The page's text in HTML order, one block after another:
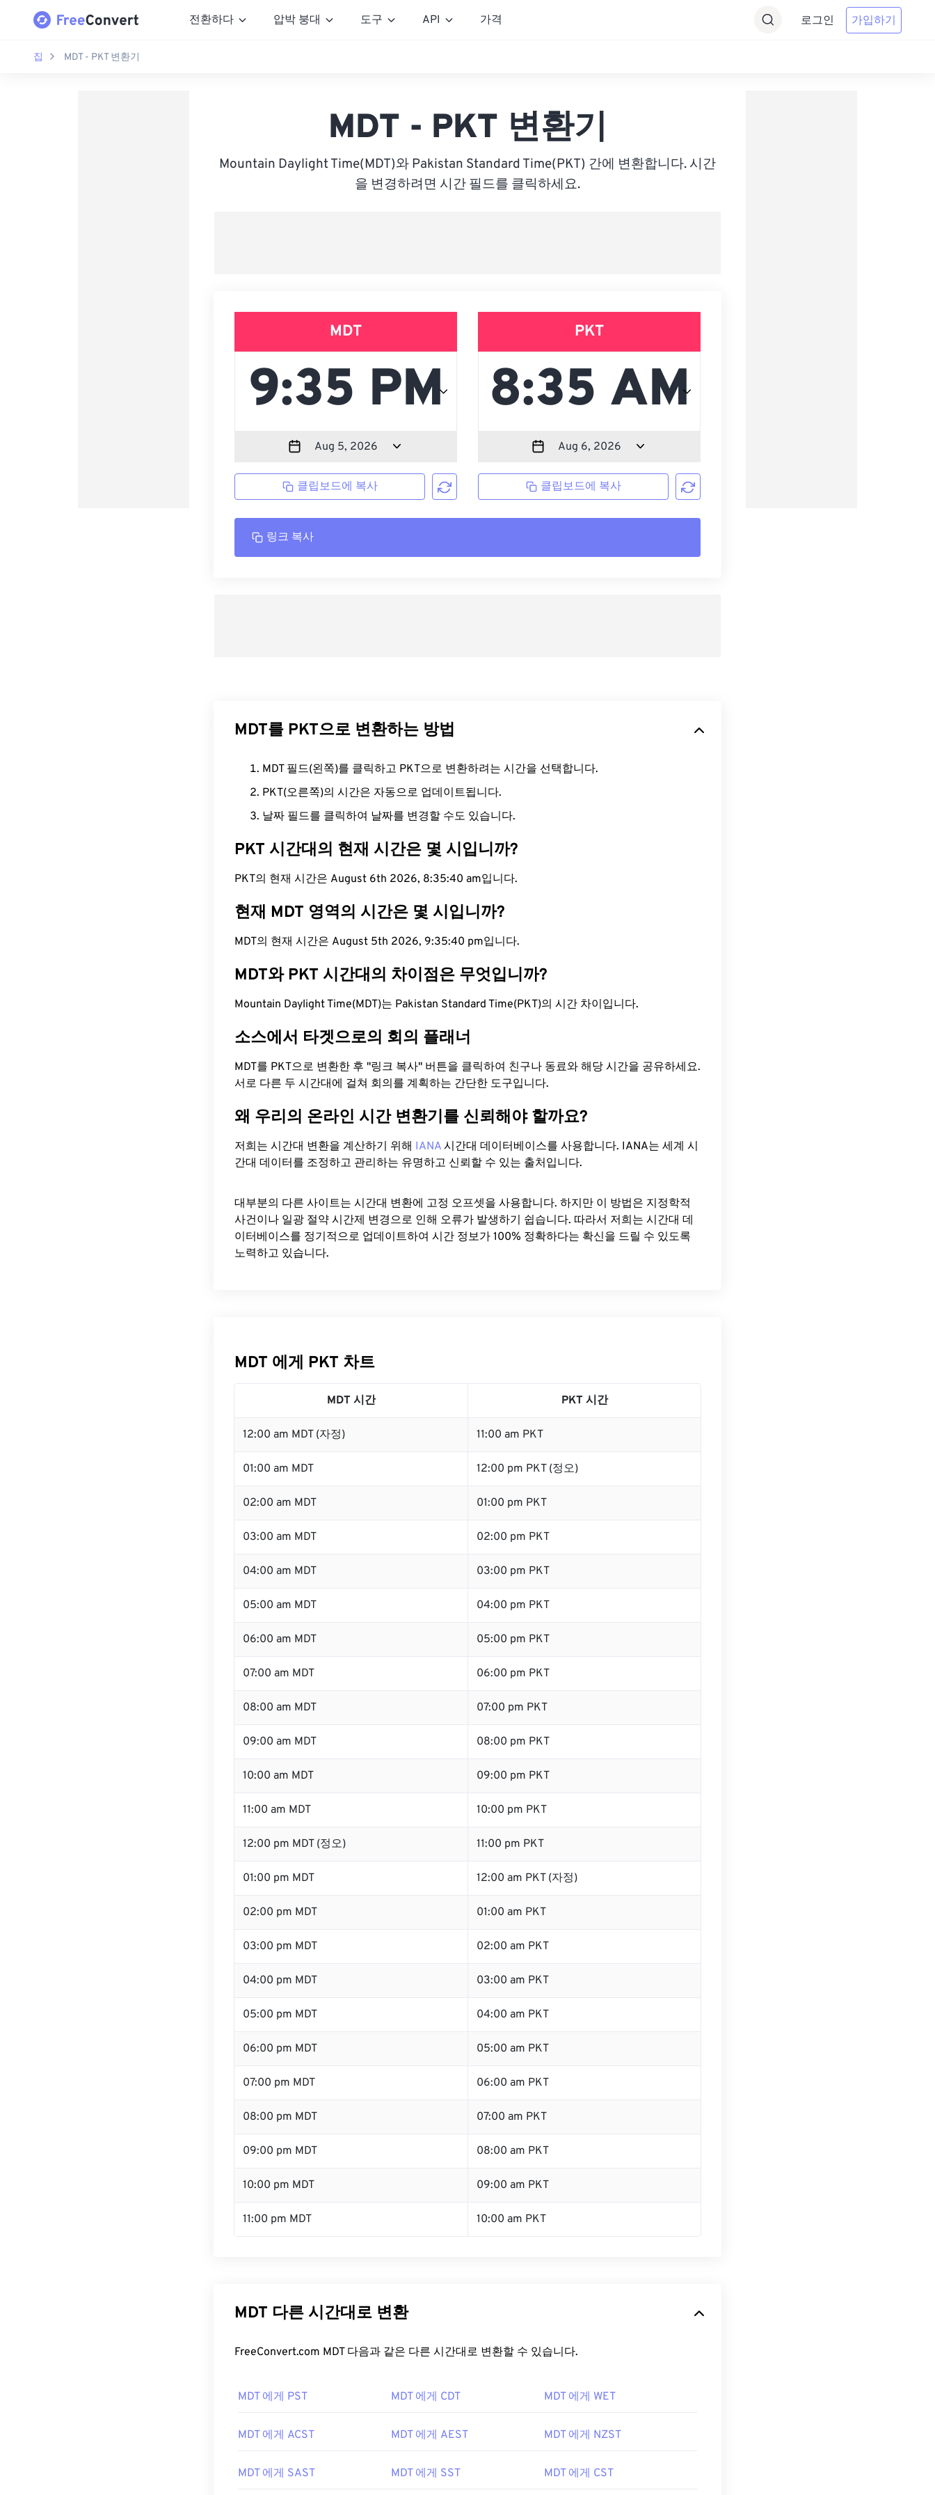
전환하다 압박 붕대 도구 API 가격 로그인 가입하기
집 MDT - PKT 변환기
MDT - PKT 변환기
Mountain Daylight Time(MDT)와 Pakistan Standard Time(PKT) 간에 변환합니다. 시간
을 변경하려면 시간 필드를 클릭하세요.
MDT
클립보드에 복사
PKT
클립보드에 복사
링크 복사
MDT를 PKT으로 변환하는 방법
MDT 필드(왼쪽)를 클릭하고 PKT으로 변환하려는 시간을 선택합니다.
PKT(오른쪽)의 시간은 자동으로 업데이트됩니다.
날짜 필드를 클릭하여 날짜를 변경할 수도 있습니다.
PKT 시간대의 현재 시간은 몇 시입니까?
PKT의 현재 시간은 August 6th 2026, 8:35:41 am입니다.
현재 MDT 영역의 시간은 몇 시입니까?
MDT의 현재 시간은 August 5th 2026, 9:35:41 pm입니다.
MDT와 PKT 시간대의 차이점은 무엇입니까?
Mountain Daylight Time(MDT)는 Pakistan Standard Time(PKT)의 시간 차이입니다.
소스에서 타겟으로의 회의 플래너
MDT를 PKT으로 변환한 후 "링크 복사" 버튼을 클릭하여 친구나 동료와 해당 시간을 공유하세요.
서로 다른 두 시간대에 걸쳐 회의를 계획하는 간단한 도구입니다.
왜 우리의 온라인 시간 변환기를 신뢰해야 할까요?
저희는 시간대 변환을 계산하기 위해 IANA 시간대 데이터베이스를 사용합니다. IANA는 세계 시
간대 데이터를 조정하고 관리하는 유명하고 신뢰할 수 있는 출처입니다.
대부분의 다른 사이트는 시간대 변환에 ​​고정 오프셋을 사용합니다. 하지만 이 방법은 지정학적
사건이나 일광 절약 시간제 변경으로 인해 오류가 발생하기 쉽습니다. 따라서 저희는 시간대 데
이터베이스를 정기적으로 업데이트하여 시간 정보가 100% 정확하다는 확신을 드릴 수 있도록
노력하고 있습니다.
MDT 에게 PKT 차트
MDT 시간 PKT 시간
12:00 am MDT (자정) 11:00 am PKT
01:00 am MDT 12:00 pm PKT (정오)
02:00 am MDT 01:00 pm PKT
03:00 am MDT 02:00 pm PKT
04:00 am MDT 03:00 pm PKT
05:00 am MDT 04:00 pm PKT
06:00 am MDT 05:00 pm PKT
07:00 am MDT 06:00 pm PKT
08:00 am MDT 07:00 pm PKT
09:00 am MDT 08:00 pm PKT
10:00 am MDT 09:00 pm PKT
11:00 am MDT 10:00 pm PKT
12:00 pm MDT (정오) 11:00 pm PKT
01:00 pm MDT 12:00 am PKT (자정)
02:00 pm MDT 01:00 am PKT
03:00 pm MDT 02:00 am PKT
04:00 pm MDT 03:00 am PKT
05:00 pm MDT 04:00 am PKT
06:00 pm MDT 05:00 am PKT
07:00 pm MDT 06:00 am PKT
08:00 pm MDT 07:00 am PKT
09:00 pm MDT 08:00 am PKT
10:00 pm MDT 09:00 am PKT
11:00 pm MDT 10:00 am PKT
MDT 다른 시간대로 변환
FreeConvert.com MDT 다음과 같은 다른 시간대로 변환할 수 있습니다.
MDT 에게 PST MDT 에게 CDT MDT 에게 WET
MDT 에게 ACST MDT 에게 AEST MDT 에게 NZST
MDT 에게 SAST MDT 에게 SST MDT 에게 CST